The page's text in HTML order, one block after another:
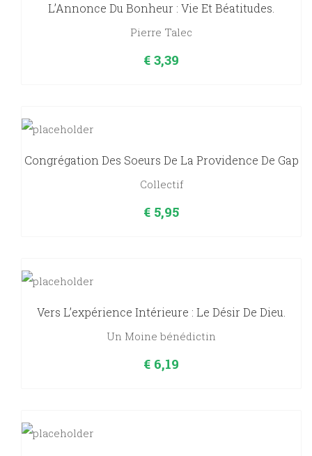
L’Annonce Du Bonheur : Vie Et Béatitudes.
Pierre Talec
€ 3,39
Congrégation Des Soeurs De La Providence De Gap
Collectif
€ 5,95
Vers L’expérience Intérieure : Le Désir De Dieu.
Un Moine bénédictin
€ 6,19